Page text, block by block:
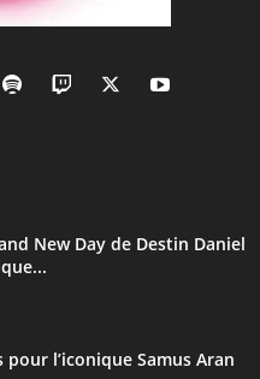
New Day de Destin Daniel
l’iconique Samus Aran